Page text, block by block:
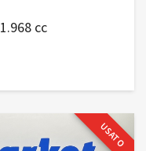
1.968 cc
USATO